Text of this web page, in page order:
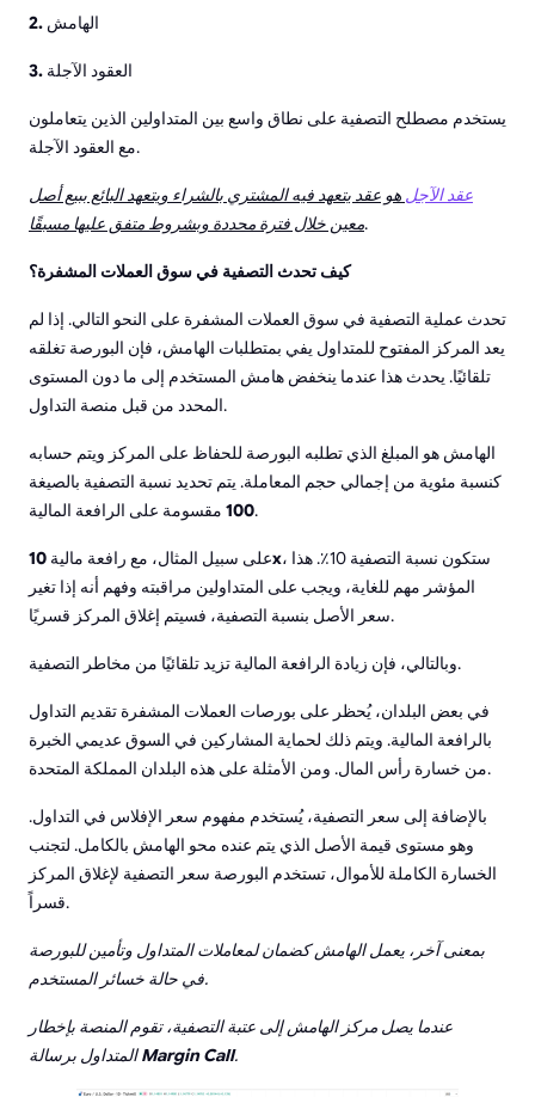
2. الهامش
3. العقود الآجلة
يستخدم مصطلح التصفية على نطاق واسع بين المتداولين الذين يتعاملون
مع العقود الآجلة.
عقد الآجل هو عقد يتعهد فيه المشتري بالشراء ويتعهد البائع ببيع أصل
معين خلال فترة محددة وبشروط متفق عليها مسبقًا.
كيف تحدث التصفية في سوق العملات المشفرة؟
تحدث عملية التصفية في سوق العملات المشفرة على النحو التالي. إذا لم
يعد المركز المفتوح للمتداول يفي بمتطلبات الهامش، فإن البورصة تغلقه
تلقائيًا. يحدث هذا عندما ينخفض هامش المستخدم إلى ما دون المستوى
المحدد من قبل منصة التداول.
الهامش هو المبلغ الذي تطلبه البورصة للحفاظ على المركز ويتم حسابه
كنسبة مئوية من إجمالي حجم المعاملة. يتم تحديد نسبة التصفية بالصيغة
100مقسومة على الرافعة المالية.
على سبيل المثال، مع رافعة مالية10x، ستكون نسبة التصفية 10٪. هذا
المؤشر مهم للغاية، ويجب على المتداولين مراقبته وفهم أنه إذا تغير
سعر الأصل بنسبة التصفية، فسيتم إغلاق المركز قسريًا.
وبالتالي، فإن زيادة الرافعة المالية تزيد تلقائيًا من مخاطر التصفية.
في بعض البلدان، يُحظر على بورصات العملات المشفرة تقديم التداول
بالرافعة المالية. ويتم ذلك لحماية المشاركين في السوق عديمي الخبرة
من خسارة رأس المال. ومن الأمثلة على هذه البلدان المملكة المتحدة.
بالإضافة إلى سعر التصفية، يُستخدم مفهوم سعر الإفلاس في التداول.
وهو مستوى قيمة الأصل الذي يتم عنده محو الهامش بالكامل. لتجنب
الخسارة الكاملة للأموال، تستخدم البورصة سعر التصفية لإغلاق المركز
قسراً.
بمعنى آخر، يعمل الهامش كضمان لمعاملات المتداول وتأمين للبورصة
في حالة خسائر المستخدم.
عندما يصل مركز الهامش إلى عتبة التصفية، تقوم المنصة بإخطار
المتداول برسالةMargin Call.